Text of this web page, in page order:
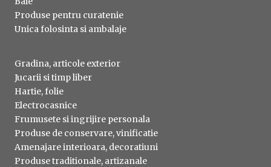
Produse pentru curatenie
Unica folosinta si ambalaje
Gradina, articole exterior
Jucarii si timp liber
Hartie, folie
Electrocasnice
Frumusete si ingrijire personala
Produse de conservare, vinificatie
Amenajare interioara, decoratiuni
Produse traditionale, artizanale